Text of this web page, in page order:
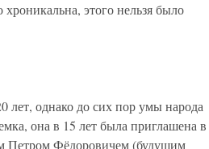
этого нельзя было
однако до сих пор умы народа
она в 15 лет была приглашена в
Петром Фёдоровичем (будущим